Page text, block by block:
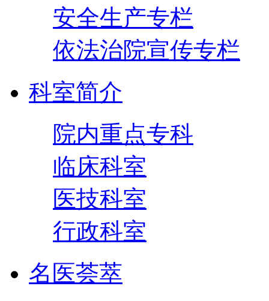
安全生产专栏
依法治院宣传专栏
科室简介
院内重点专科
临床科室
医技科室
行政科室
名医荟萃